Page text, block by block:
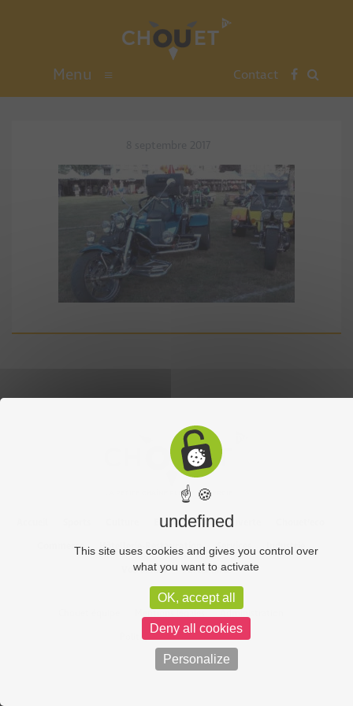
Menu ≡ Contact
Economie Découverte
Commerce
Hôtellerie-Restauration Services
Industrie
Vos vidéos
Partenaires
Mentions légales
Administration
Politique de confidentialité
☝ 🍪
undefined
This site uses cookies and gives you control over
what you want to activate
OK, accept all
Deny all cookies
Personalize